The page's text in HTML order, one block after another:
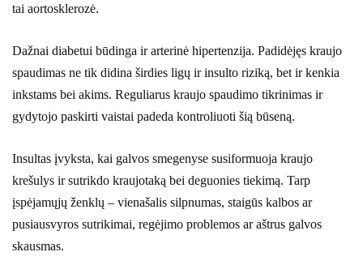
tai aortosklerozė.
Dažnai diabetui būdinga ir arterinė hipertenzija. Padidėjęs kraujo
spaudimas ne tik didina širdies ligų ir insulto riziką, bet ir kenkia
inkstams bei akims. Reguliarus kraujo spaudimo tikrinimas ir
gydytojo paskirti vaistai padeda kontroliuoti šią būseną.
Insultas įvyksta, kai galvos smegenyse susiformuoja kraujo
krešulys ir sutrikdo kraujotaką bei deguonies tiekimą. Tarp
įspėjamųjų ženklų – vienašalis silpnumas, staigūs kalbos ar
pusiausvyros sutrikimai, regėjimo problemos ar aštrus galvos
skausmas.